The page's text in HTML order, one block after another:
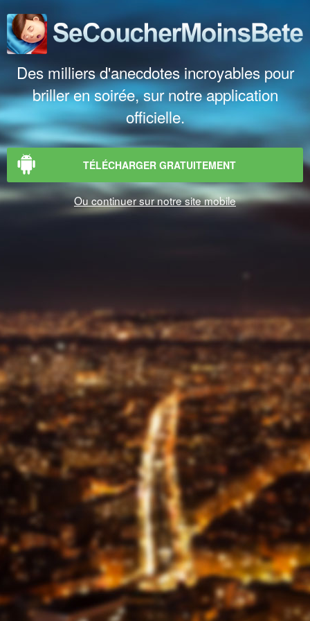
Des milliers d'anecdotes incroyables pour
briller en soirée, sur notre application
officielle.
TÉLÉCHARGER GRATUITEMENT
Ou continuer sur notre site mobile